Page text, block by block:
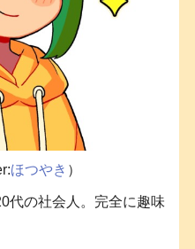
ほつやき ）
代の社会人。完全に趣味